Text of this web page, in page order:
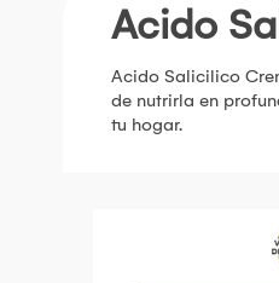
Acido
Acido Salicilico
de nutrirla en
tu hogar.